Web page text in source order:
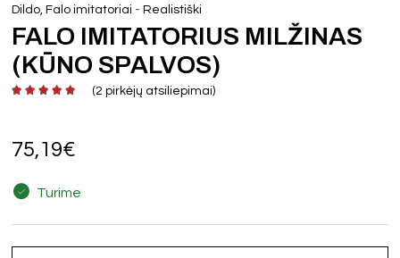
Dildo, Falo imitatoriai -Realistiški
FALO IMITATORIUS MILŽINAS
(KŪNO SPALVOS)
(2 pirkėjų atsiliepimai)
75,19€
Turime